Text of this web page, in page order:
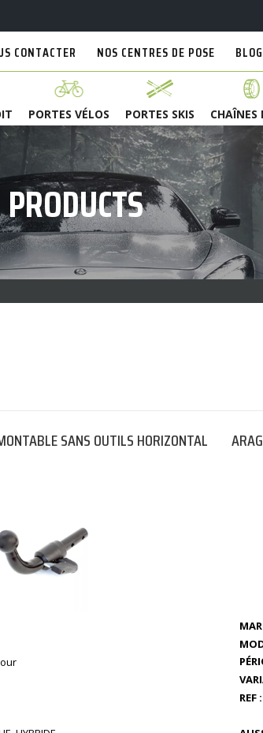
CONTACTER NOS CENTRES DE POSE BLOG
PORTES VÉLOS PORTES SKIS CHAÎNES
PRODUCTS
SANS OUTILS HORIZONTAL
REF :